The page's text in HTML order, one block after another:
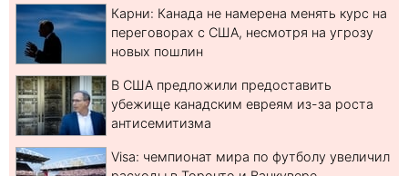
Карни: Канада не намерена менять курс на
переговорах с США, несмотря на угрозу
новых пошлин
В США предложили предоставить
убежище канадским евреям из-за роста
антисемитизма
Visa: чемпионат мира по футболу увеличил